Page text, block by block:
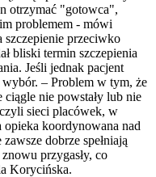
otrzymać "gotowca",
problemem - mówi
przeciwko
bliski termin szczepienia
Jeśli jednak pacjent
– Problem w tym, że
nie powstały lub nie
sieci placówek, w
koordynowana nad
dobrze spełniają
przygasły, co
Korycińska.